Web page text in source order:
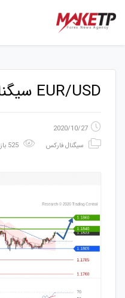
EUR/USD سیگنال
2020/10/27
سیگنال فارکس